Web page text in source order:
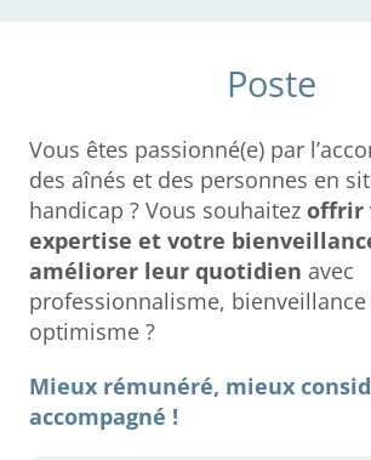
Poste
Vous êtes passionné(e) par
des aînés et des personnes en
handicap ? Vous souhaitez offrir
expertise et votre
améliorer leur quotidien avec
professionnalisme, bienveillance
optimisme ?
Mieux rémunéré, mieux
accompagné !